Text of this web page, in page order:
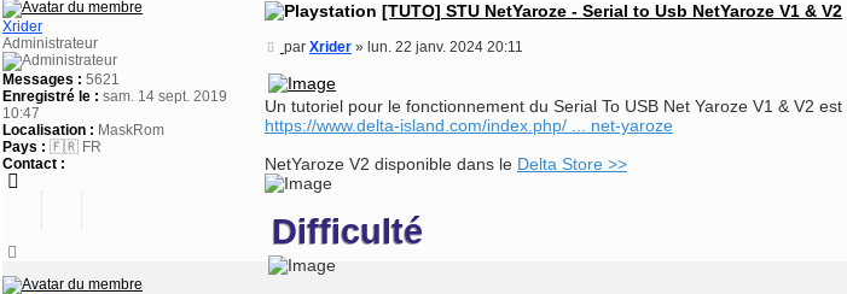
Xrider
Administrateur
Messages : 5621
Enregistré le : sam. 14 sept. 2019
10:47
Localisation : MaskRom
Pays : 🇫🇷 FR
Contact :
[TUTO] STU NetYaroze - Serial to Usb NetYaroze V1 & V2
Message
par Xrider» lun. 22 janv. 2024 20:11
Un tutoriel pour le fonctionnement du Serial To USB Net Yaroze V1 & V2
https://www.delta-island.com/index.php/ ... net-yaroze
NetYaroze V2 disponible dans le Delta Store >>
Difficulté